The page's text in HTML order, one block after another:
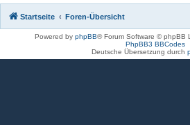
Startseite Foren-Übersicht
Powered by phpBB® Forum Software © phpBB
PhpBB3 BBCodes
Deutsche Übersetzung durch